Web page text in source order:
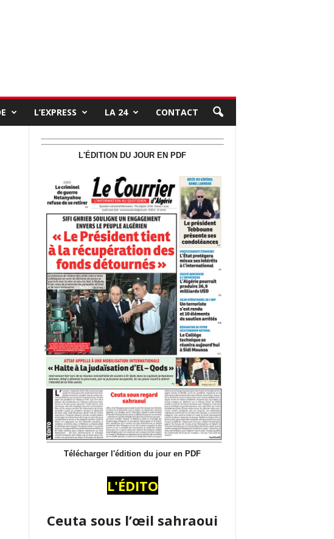
L’EXPRESS LA 24 CONTACT
L'ÉDITION DU JOUR EN PDF
Télécharger l'édition du jour en PDF
L'ÉDITO
Ceuta sous l’œil sahraoui